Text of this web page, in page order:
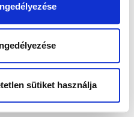
sütiket használja